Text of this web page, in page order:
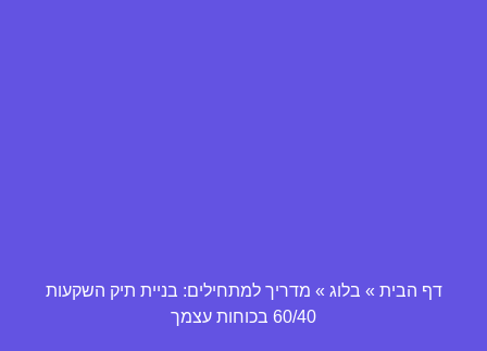
דף הבית » בלוג » מדריך למתחילים: בניית תיק השקעות
60/40 בכוחות עצמך